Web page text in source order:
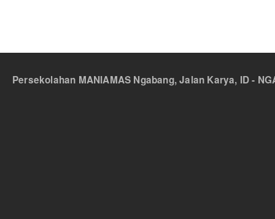
Persekolahan MANIAMAS Ngabang, Jalan Karya, ID -